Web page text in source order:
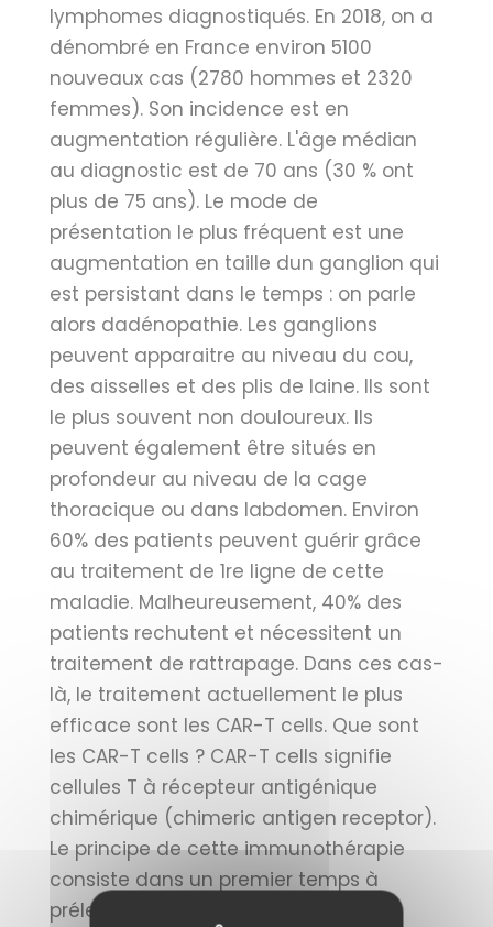
lymphomes diagnostiqués. En 2018, on a
dénombré en France environ 5100
nouveaux cas (2780 hommes et 2320
femmes). Son incidence est en
augmentation régulière. L'âge médian
au diagnostic est de 70 ans (30 % ont
plus de 75 ans). Le mode de
présentation le plus fréquent est une
augmentation en taille dun ganglion qui
est persistant dans le temps : on parle
alors dadénopathie. Les ganglions
peuvent apparaitre au niveau du cou,
des aisselles et des plis de laine. Ils sont
le plus souvent non douloureux. Ils
peuvent également être situés en
profondeur au niveau de la cage
thoracique ou dans labdomen. Environ
60% des patients peuvent guérir grâce
au traitement de 1re ligne de cette
maladie. Malheureusement, 40% des
patients rechutent et nécessitent un
traitement de rattrapage. Dans ces cas-
là, le traitement actuellement le plus
efficace sont les CAR-T cells. Que sont
les CAR-T cells ? CAR-T cells signifie
cellules T à récepteur antigénique
chimérique (chimeric antigen receptor).
Le principe de cette immunothérapie
consiste dans un premier temps à
prélever chez un patient des